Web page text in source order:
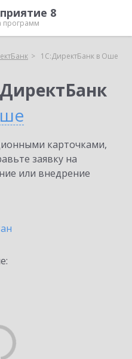
8
программ
1С:ДиректБанк в Оше
карточками,
заявку на
или внедрение